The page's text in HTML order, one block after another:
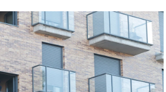
Desokupa logran ecitar que los okupas de
entren de nuevo al edificio |
EFE